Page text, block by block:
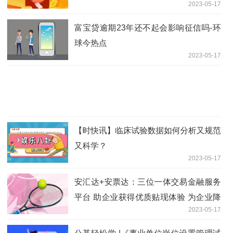
2023-05-17
富宝贷逾期23年还不起会影响征信吗-环
球今热点
2023-05-17
【时快讯】临床试验数据如何分析又规范
又科学？
2023-05-17
安汇达+安票达：三位一体交易金融服务
平台 助企业获得优质贴现体验 为企业降
2023-05-17